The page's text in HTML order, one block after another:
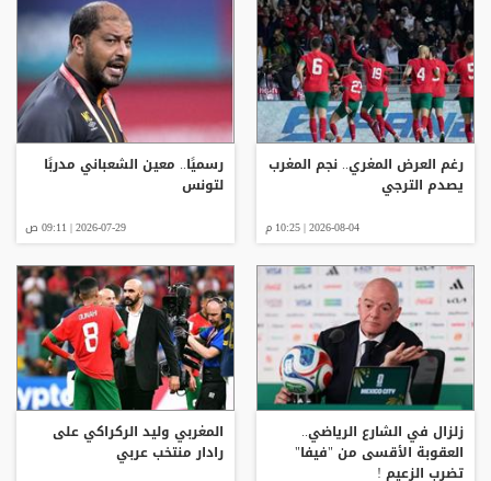
رغم العرض المغري.. نجم المغرب
يصدم الترجي
2026-08-04 | 10:25 م
رسميًا.. معين الشعباني مدربًا
لتونس
2026-07-29 | 09:11 ص
زلزال في الشارع الرياضي..
العقوبة الأقسى من "فيفا"
تضرب الزعيم !
المغربي وليد الركراكي على
رادار منتخب عربي